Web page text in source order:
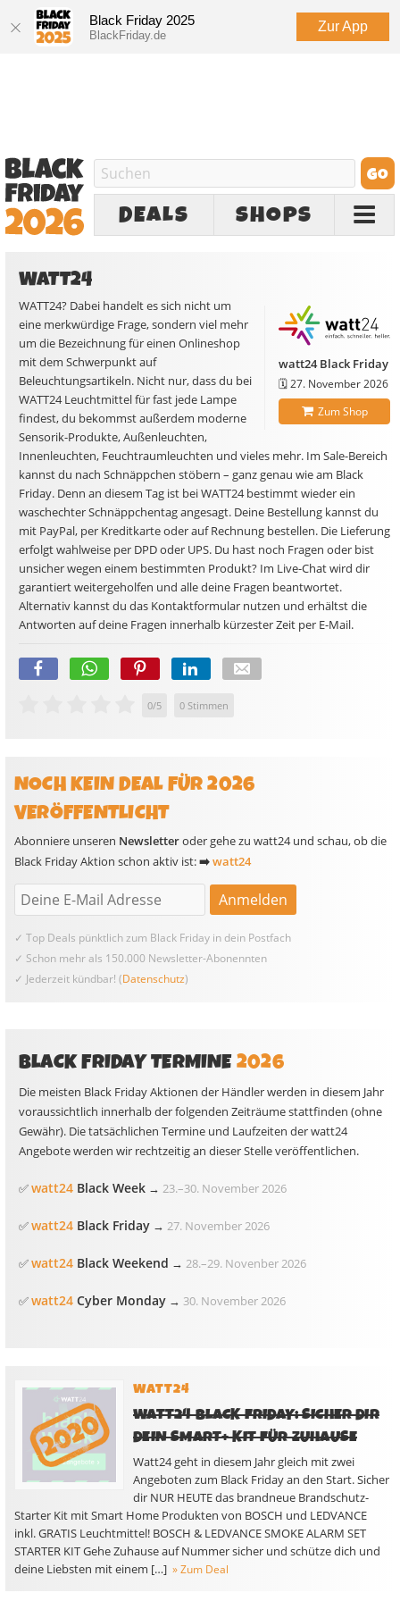
Black Friday 2025
BlackFriday.de
Zur App
DEALS SHOPS
WATT24
watt24 Black Friday
🗓️27. November 2026
Zum Shop
WATT24? Dabei handelt es sich nicht um
eine merkwürdige Frage, sondern viel mehr
um die Bezeichnung für einen Onlineshop
mit dem Schwerpunkt auf
Beleuchtungsartikeln. Nicht nur, dass du bei
WATT24 Leuchtmittel für fast jede Lampe
findest, du bekommst außerdem moderne
Sensorik-Produkte, Außenleuchten,
Innenleuchten, Feuchtraumleuchten und vieles mehr. Im Sale-Bereich
kannst du nach Schnäppchen stöbern – ganz genau wie am Black
Friday. Denn an diesem Tag ist bei WATT24 bestimmt wieder ein
waschechter Schnäppchentag angesagt. Deine Bestellung kannst du
mit PayPal, per Kreditkarte oder auf Rechnung bestellen. Die Lieferung
erfolgt wahlweise per DPD oder UPS. Du hast noch Fragen oder bist
unsicher wegen einem bestimmten Produkt? Im Live-Chat wird dir
garantiert weitergeholfen und alle deine Fragen beantwortet.
Alternativ kannst du das Kontaktformular nutzen und erhältst die
Antworten auf deine Fragen innerhalb kürzester Zeit per E-Mail.
0/5 0 Stimmen
NOCH KEIN DEAL FÜR 2026
VERÖFFENTLICHT
Abonniere unseren Newsletteroder gehe zu watt24 und schau, ob die
Black Friday Aktion schon aktiv ist:➡️watt24
✓ Top Deals pünktlich zum Black Friday in dein Postfach
✓ Schon mehr als 150.000 Newsletter-Abonennten
✓ Jederzeit kündbar! (Datenschutz)
BLACK FRIDAY TERMINE2026
Die meisten Black Friday Aktionen der Händler werden in diesem Jahr
voraussichtlich innerhalb der folgenden Zeiträume stattfinden (ohne
Gewähr). Die tatsächlichen Termine und Laufzeiten der watt24
Angebote werden wir rechtzeitig an dieser Stelle veröffentlichen.
✅watt24 Black Week → 23.–30. November 2026
✅watt24 Black Friday → 27. November 2026
✅watt24 Black Weekend → 28.–29. Novenber 2026
✅watt24 Cyber Monday → 30. November 2026
WATT24
WATT24 BLACK FRIDAY: SICHER DIR
DEIN SMART+ KIT FÜR ZUHAUSE
Watt24 geht in diesem Jahr gleich mit zwei
Angeboten zum Black Friday an den Start. Sicher
dir NUR HEUTE das brandneue Brandschutz-
Starter Kit mit Smart Home Produkten von BOSCH und LEDVANCE
inkl. GRATIS Leuchtmittel! BOSCH & LEDVANCE SMOKE ALARM SET
STARTER KIT Gehe Zuhause auf Nummer sicher und schütze dich und
deine Liebsten mit einem […] » Zum Deal